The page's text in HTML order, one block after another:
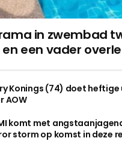
in zwembad
een vader
Konings (74) doet
AOW
komt met
storm op komst in deze